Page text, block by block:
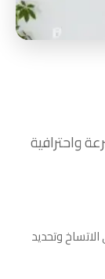
وتحديد